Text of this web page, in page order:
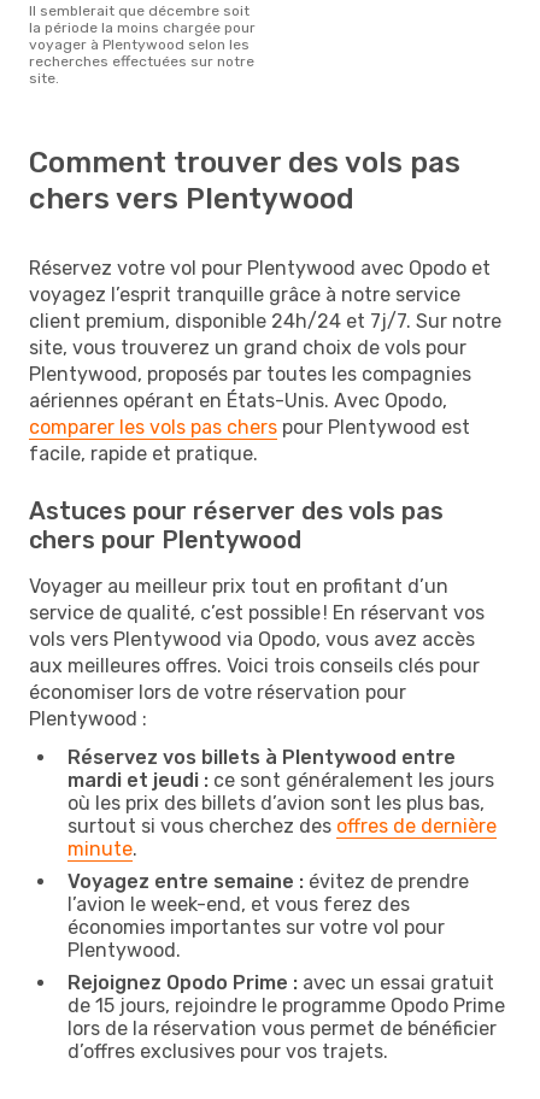
Il semblerait que décembre soit
la période la moins chargée pour
voyager à Plentywood selon les
recherches effectuées sur notre
site.
Comment trouver des vols pas
chers vers Plentywood
Réservez votre vol pour Plentywood avec Opodo et
voyagez l’esprit tranquille grâce à notre service
client premium, disponible 24h/24 et 7j/7. Sur notre
site, vous trouverez un grand choix de vols pour
Plentywood, proposés par toutes les compagnies
aériennes opérant en États-Unis. Avec Opodo,
comparer les vols pas chers pour Plentywood est
facile, rapide et pratique.
Astuces pour réserver des vols pas
chers pour Plentywood
Voyager au meilleur prix tout en profitant d’un
service de qualité, c’est possible ! En réservant vos
vols vers Plentywood via Opodo, vous avez accès
aux meilleures offres. Voici trois conseils clés pour
économiser lors de votre réservation pour
Plentywood :
Réservez vos billets à Plentywood entre
mardi et jeudi : ce sont généralement les jours
où les prix des billets d’avion sont les plus bas,
surtout si vous cherchez des offres de dernière
minute.
Voyagez entre semaine : évitez de prendre
l’avion le week-end, et vous ferez des
économies importantes sur votre vol pour
Plentywood.
Rejoignez Opodo Prime : avec un essai gratuit
de 15 jours, rejoindre le programme Opodo Prime
lors de la réservation vous permet de bénéficier
d’offres exclusives pour vos trajets.